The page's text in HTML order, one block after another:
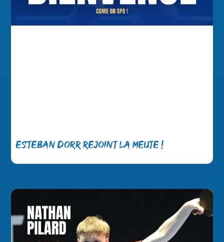
Esteban Dorr rejoint la meute !